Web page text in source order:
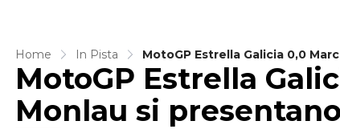
Home In Pista MotoGP Estrella Galicia 0,0
MotoGP Estrella
Monlau si